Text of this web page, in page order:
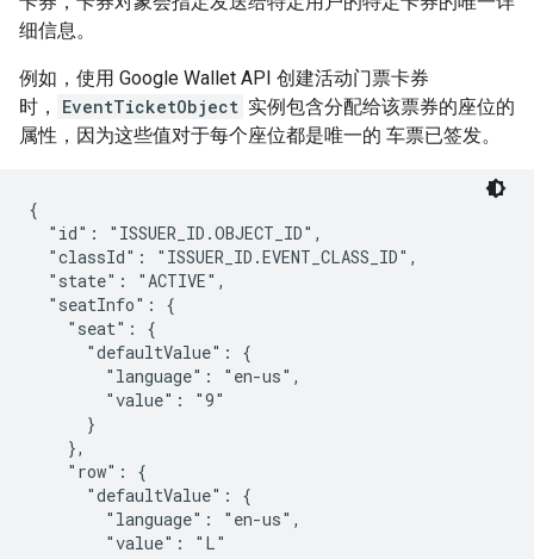
细信息。
例如，使用 Google Wallet API 创建活动门票卡券
时，
EventTicketObject 实例包含分配给该票券的座位的
属性，因为这些值对于每个座位都是唯一的 车票已签发。
{
  "id": "ISSUER_ID.OBJECT_ID",
  "classId": "ISSUER_ID.EVENT_CLASS_ID",
  "state": "ACTIVE",
  "seatInfo": {
    "seat": {
      "defaultValue": {
        "language": "en-us",
        "value": "9"
      }
    },
    "row": {
      "defaultValue": {
        "language": "en-us",
        "value": "L"